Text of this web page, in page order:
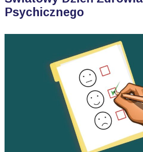
Psychicznego